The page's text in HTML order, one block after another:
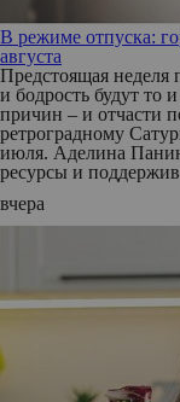
В режиме отпуска:
августа
Предстоящая неделя
и бодрость будут то
причин – и отчасти
ретроградному
июля. Аделина
ресурсы и
вчера